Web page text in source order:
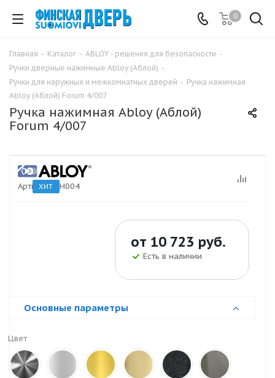
0
Главная - Каталог - ABLOY - решения для безопасности -
Ручки дверные нажимные Abloy (Аблой) -
Ручки для наружных и межкомнатных дверей - Ручка нажимная
Abloy (Аблой) Forum 4/007
Ручка нажимная Abloy (Аблой)
Forum 4/007
ХИТ
Артикул: DH004
от 10 723 руб.
Есть в наличии
Основные параметры
Цвет